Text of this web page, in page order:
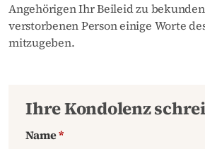
Angehörigen Ihr Beileid zu
verstorbenen Person einige Worte
mitzugeben.
Ihre Kondolenz
Name*